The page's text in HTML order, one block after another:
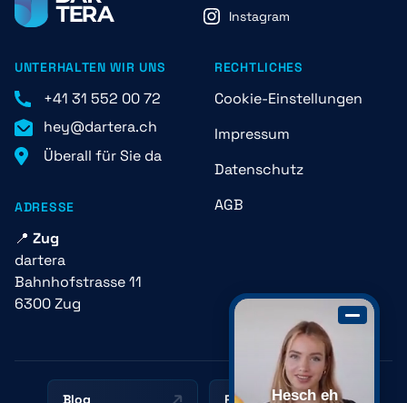
Instagram
UNTERHALTEN WIR UNS
+41 31 552 00 72
hey@dartera.ch
Überall für Sie da
RECHTLICHES
Cookie-Einstellungen
Impressum
Datenschutz
AGB
ADRESSE
📍 Zug
dartera
Bahnhofstrasse 11
6300 Zug
Blog RessourcenHesch eh